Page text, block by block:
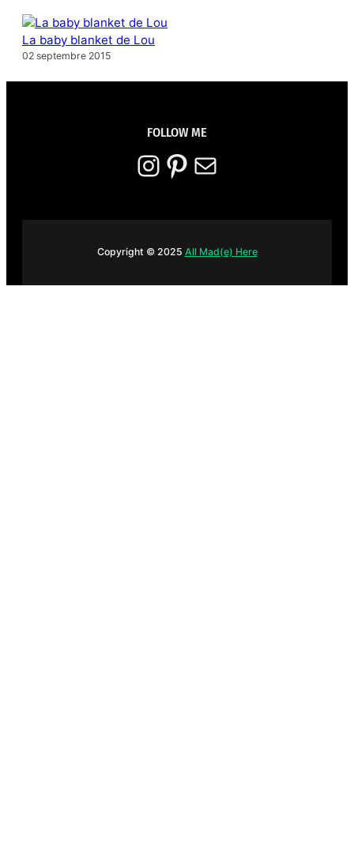
La baby blanket de Lou
02 septembre 2015
FOLLOW ME
Instagram Pinterest E-mail
Copyright © 2025 All Mad(e) Here